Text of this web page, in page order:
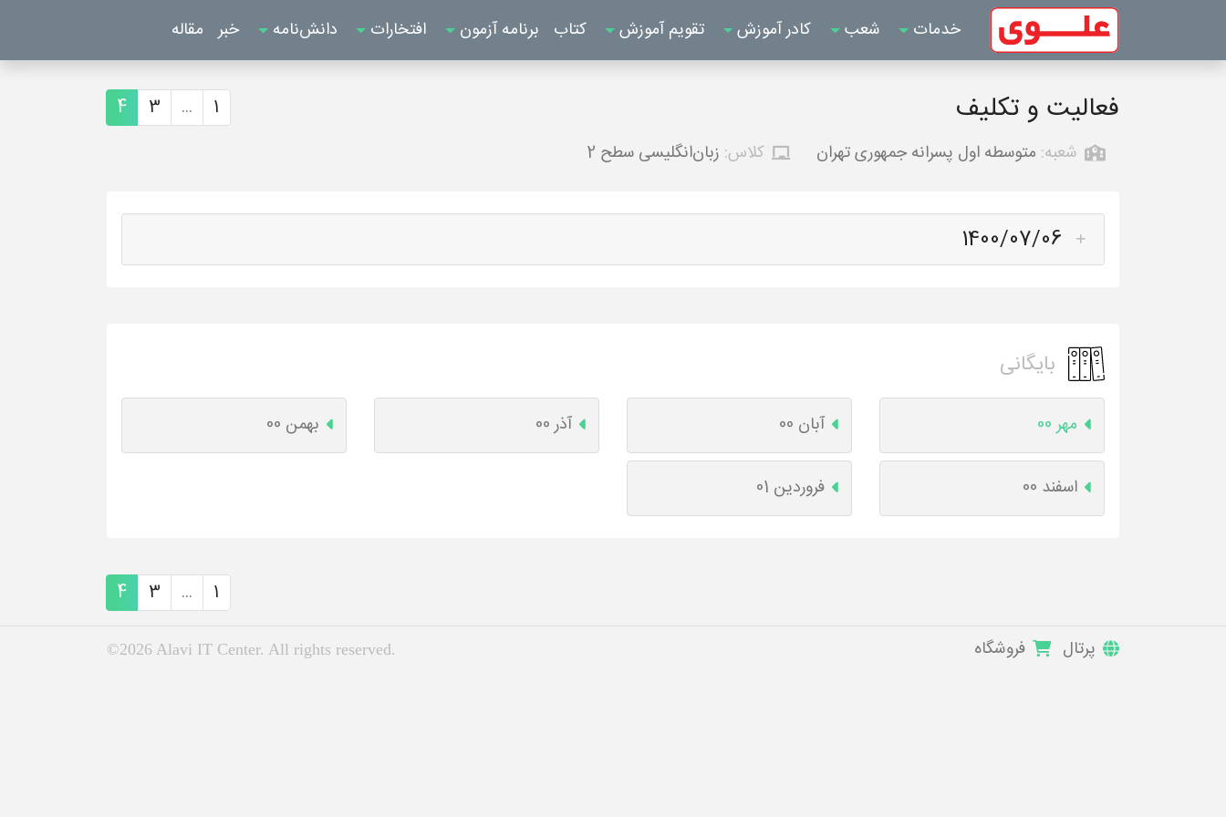
خدمات شعب کادر آموزش تقویم آموزش کتاب برنامه آزمون افتخارات دانش‌نامه خبر مقاله
فعالیت و تکلیف 1
...
3
4
شعبه: متوسطه اول پسرانه جمهوری تهران کلاس: زبان‌انگلیسی سطح 2
1400/07/06
بایگانی
مهر 00 آبان 00 آذر 00 بهمن 00
اسفند 00 فروردین 01
1
...
3
4
پرتال فروشگاه ©2026 Alavi IT Center. All rights reserved.